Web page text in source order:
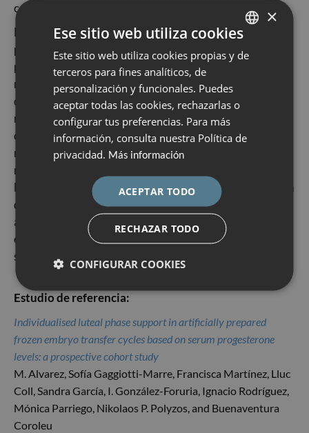
considerado normal, de P >10.6 ng/mL.
Del total, 342 eran ciclos en los que las pacientes
presentaban niveles adecuados de progesterona el día
previo a la CT, y 226 eran ciclos en los que se habían
registrado niveles bajos de P el día previo a la CT, pero
que fueron compensados con la suplementación de 25
mg de progesterona por vía subdérmica. En todos los
casos la transferencia fue de embriones euploides. Los
resultados del estudio, publicado recientemente en la
revista
las pacientes alcanzaron valores de P >10.6 ng/mL el día
de la CT, y la tasa de nacimientos fue equiparable en
ambos grupos: alcanzó el 49.1% en los casos en los que
el nivel de P era normal vs 52.3% en los ciclos en los que
se administró la suplementación.
Estudio de referencia:
Individualised luteal phase support in artificially prepared
frozen embryo transfer cycles based on serum progesterone
levels: a prospective cohort study
M. Alvarez, Sofía Gaggiotti-Marre, Francisca Martínez, Lluc
Coll, Sandra García, I. González-Foruria, Ignacio Rodríguez,
Mónica Parriego, Nikolaos P. Polyzos, and Buenaventura
Coroleu
SPANISH
×
Ese sitio web utiliza cookies
Este sitio web utiliza cookies propias y de
terceros para fines analíticos, de
personalización y funcionales. Puedes
aceptar todas las cookies, rechazarlas o
configurar tus preferencias. Para más
información, consulta nuestra Política de
privacidad. Más información
ACEPTAR TODO
RECHAZAR TODO
CONFIGURAR COOKIES